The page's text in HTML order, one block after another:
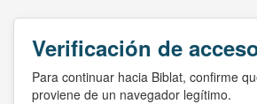
Verificación de
Para continuar hacia Biblat, confirme
proviene de un navegador legítimo.